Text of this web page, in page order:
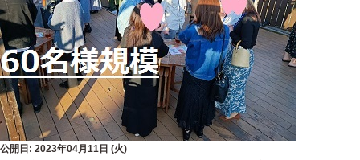
公開日: 2023年04月11日 (火)